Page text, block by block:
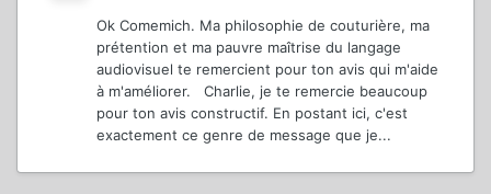
Ok Comemich. Ma philosophie de couturière, ma
prétention et ma pauvre maîtrise du langage
audiovisuel te remercient pour ton avis qui m'aide
à m'améliorer. Charlie, je te remercie beaucoup
pour ton avis constructif. En postant ici, c'est
exactement ce genre de message que je...